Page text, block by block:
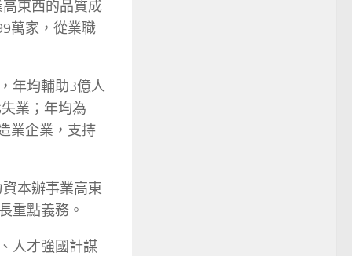
東西的品質成
萬家，從業職
年均輔助3億人
業；年均為
業企業，支持
本辦事業高東
重點義務。
人才強國計謀